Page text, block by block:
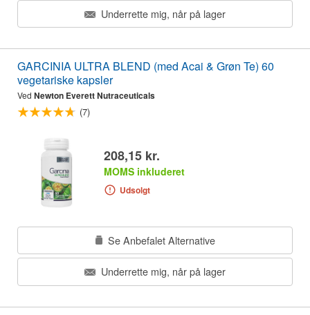
Underrette mig, når på lager
GARCINIA ULTRA BLEND (med Acai & Grøn Te) 60
vegetariske kapsler
Ved Newton Everett Nutraceuticals
(7)
208,15 kr.
MOMS inkluderet
Udsolgt
Se Anbefalet Alternative
Underrette mig, når på lager